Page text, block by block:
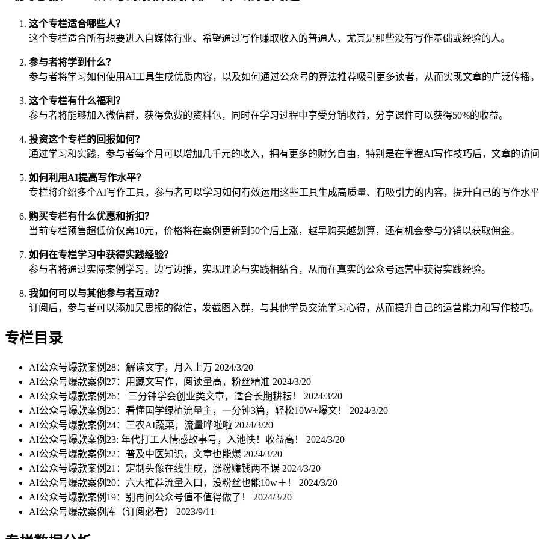
这个专栏适合哪些人？
这个专栏适合所有想要进入自媒体行业、希望通过写作赚取收入的普通人，尤其是那些没有写作基础或经验的人。
参与者将学到什么？
参与者将学习如何使用AI工具生成优质内容，以及如何通过公众号的算法推荐吸引更多读者，从而实现文章的广泛传播。
这个专栏有什么福利？
参与者将能够加入微信群，获得免费的资料包，同时在学习过程中享受分销收益，分享课件可以获得50%的收益。
投资这个专栏的回报如何？
通过学习和实践，参与者每个月可以增加几千元的收入，拥有更多的财务自由，特别是在掌握AI写作技巧后，文章的访
如何利用AI提高写作水平？
专栏将介绍多个AI写作工具，参与者可以学习如何有效运用这些工具生成高质量、有吸引力的内容，提升自己的写作水平
购买专栏有什么优惠和折扣？
当前专栏预售超低价仅需10元，价格将在案例更新到50个后上涨，越早购买越划算，还有机会参与分销以获取佣金。
如何在专栏学习中获得实践经验？
参与者将通过实际案例学习，边写边推，实现理论与实践相结合，从而在真实的公众号运营中获得实践经验。
我如何可以与其他参与者互动？
订阅后，参与者可以添加吴思振的微信，发截图入群，与其他学员交流学习心得，从而提升自己的运营能力和写作技巧。
专栏目录
AI公众号爆款案例28：解读文字，月入上万 2024/3/20
AI公众号爆款案例27：用藏文写作，阅读量高，粉丝精准 2024/3/20
AI公众号爆款案例26： 三分钟学会创业类文章，适合长期耕耘！ 2024/3/20
AI公众号爆款案例25：看懂国学绿植流量主，一分钟3篇，轻松10W+爆文！ 2024/3/20
AI公众号爆款案例24：三农AI蔬菜，流量哗啦啦 2024/3/20
AI公众号爆款案例23: 年代打工人情感故事号，入池快！收益高！ 2024/3/20
AI公众号爆款案例22：普及中医知识，文章也能爆 2024/3/20
AI公众号爆款案例21：定制头像在线生成，涨粉赚钱两不误 2024/3/20
AI公众号爆款案例20：六大推荐流量入口，没粉丝也能10w＋！ 2024/3/20
AI公众号爆款案例19：别再问公众号值不值得做了！ 2024/3/20
AI公众号爆款案例库（订阅必看） 2023/9/11